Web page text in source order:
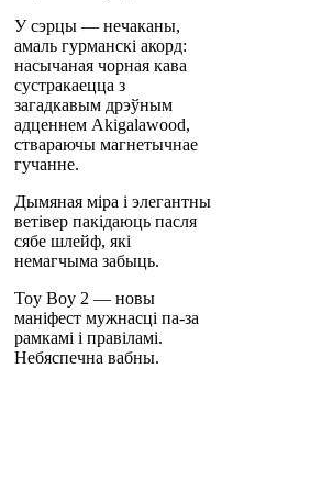
У сэрцы — нечаканы,
амаль гурманскі акорд:
насычаная чорная кава
сустракаецца з
загадкавым дрэўным
адценнем Akigalawood,
ствараючы магнетычнае
гучанне.
Дымяная міра і элегантны
ветівер пакідаюць пасля
сябе шлейф, які
немагчыма забыць.
Toy Boy 2 — новы
маніфест мужнасці па-за
рамкамі і правіламі.
Небяспечна вабны.